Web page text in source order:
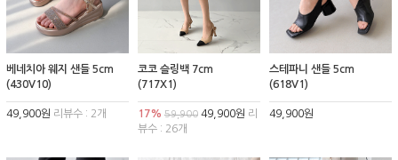
베네치아 웨지 샌들 5cm
(430V10)
49,900원 리뷰수 : 2개
코코 슬링백 7cm
(717X1)
17% 59,90049,900원 리
뷰수 : 26개
스테파니 샌들 5cm
(618V1)
49,900원